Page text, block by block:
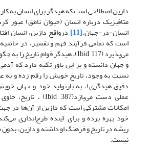
دازین اصطلاحی است که هیدگر برای انسان به
متافیزیک درباره انسان (حیوان ناطق) عبور
انسان-در-جهان.[11] درواقع دازین، انسان
است که تمامی فرآیند فهم و تفسیر، در
می‌پذیرد (Ibid, 117) .هیدگر قوام تاریخ را به
و جهان دانسته و بر این باور تکیه دارد که
نسبت به وجود، تاریخ خویش را رقم زده و به
دقیق هیدگری)، به بازتولید خود و جهان
عملی دست می‌یازد(Ibid, 387) . تاریخ،
امکانات مشترکی است که دازین از آن‌ها در
خود بهره برده و برای آینده طرح‌اندازی
ریشه در تاریخ و فرهنگ او داشته و دازین، بدون
نیست.